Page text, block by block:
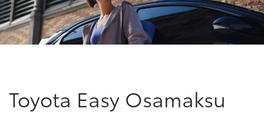
Toyota Easy Osamaksu